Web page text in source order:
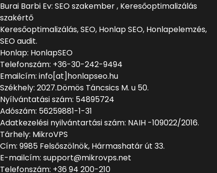
Burai Barbi Ev: SEO szakember , Keresőoptimalizálás
szakértő
Keresőoptimalizálás, SEO, Honlap SEO, Honlapelemzés,
SEO audit.
Honlap: HonlapSEO
Telefonszám: +36-30-242-9494
Emailcím: info[at]honlapseo.hu
Székhely: 2027.Dömös Táncsics M. u 50.
Nyílvántatási szám: 54895724
Adószám: 56259881-1-31
Adatkezelési nyilvántartási szám: NAIH -109022/2016.
Tárhely: MikroVPS
Cím: 9985 Felsőszölnök, Hármashatár út 33.
E-mailcím: support@mikrovps.net
Telefonszám: +36 94 200-210